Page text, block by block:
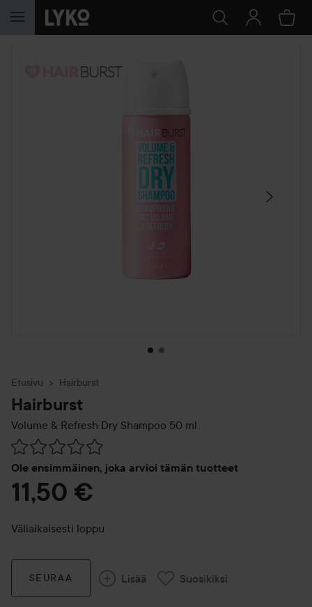
SIIRTYÄ JHK SISÄLTÖÖN
OHITA OSIO
Etusivu Hairburst
Hairburst
Volume & Refresh Dry Shampoo 50 ml
Ole ensimmäinen, joka arvioi tämän tuotteet
Siirtyä jhk Arvosana & kommentit
11,50 €
Väliaikaisesti loppu
SEURAA Lisää Suosikiksi